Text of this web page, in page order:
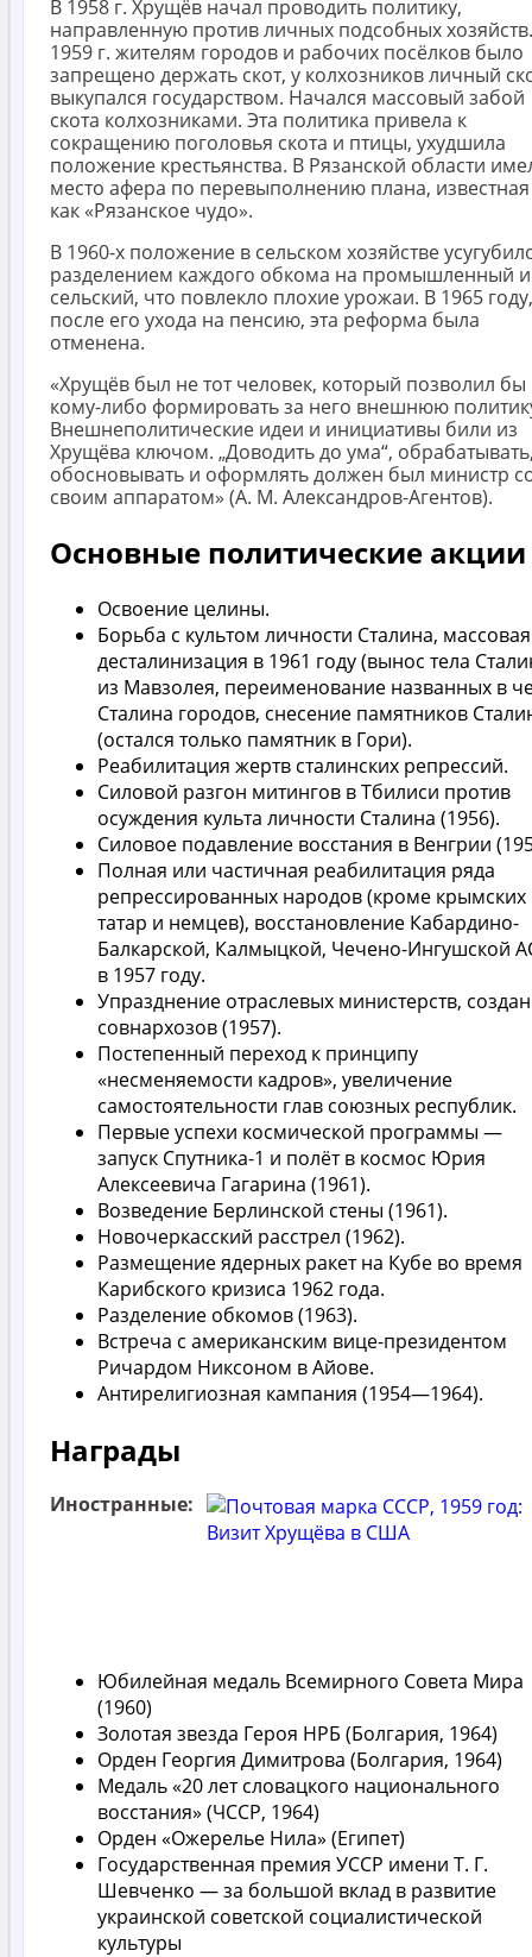
В 1958 г. Хрущёв начал проводить политику,
направленную против личных подсобных
1959 г. жителям городов и рабочих посёлков было
запрещено держать скот, у колхозников личный
выкупался государством. Начался массовый забой
скота колхозниками. Эта политика привела к
сокращению поголовья скота и птицы, ухудшила
положение крестьянства. В Рязанской области
место афера по перевыполнению плана, известная
как «Рязанское чудо».
В 1960-х положение в сельском хозяйстве
разделением каждого обкома на промышленный и
сельский, что повлекло плохие урожаи. В 1965 году,
после его ухода на пенсию, эта реформа была
отменена.
«Хрущёв был не тот человек, который позволил бы
кому-либо формировать за него внешнюю
Внешнеполитические идеи и инициативы били из
Хрущёва ключом. „Доводить до ума“,
обосновывать и оформлять должен был министр
своим аппаратом» (А. М. Александров-Агентов).
Основные политические акции
Освоение целины.
Борьба с культом личности Сталина, массовая
десталинизация в 1961 году (вынос тела
из Мавзолея, переименование названных в
Сталина городов, снесение памятников
(остался только памятник в Гори).
Реабилитация жертв сталинских репрессий.
Силовой разгон митингов в Тбилиси против
осуждения культа личности Сталина (1956).
Силовое подавление восстания в Венгрии
Полная или частичная реабилитация ряда
репрессированных народов (кроме крымских
татар и немцев), восстановление Кабардино-
Балкарской, Калмыцкой, Чечено-Ингушской
в 1957 году.
Упразднение отраслевых министерств,
совнархозов (1957).
Постепенный переход к принципу
«несменяемости кадров», увеличение
самостоятельности глав союзных республик.
Первые успехи космической программы —
запуск Спутника-1 и полёт в космос Юрия
Алексеевича Гагарина (1961).
Возведение Берлинской стены (1961).
Новочеркасский расстрел (1962).
Размещение ядерных ракет на Кубе во время
Карибского кризиса 1962 года.
Разделение обкомов (1963).
Встреча с американским вице-президентом
Ричардом Никсоном в Айове.
Антирелигиозная кампания (1954—1964).
Награды
Иностранные:
Юбилейная медаль Всемирного Совета Мира
(1960)
Золотая звезда Героя НРБ (Болгария, 1964)
Орден Георгия Димитрова (Болгария, 1964)
Медаль «20 лет словацкого национального
восстания» (ЧССР, 1964)
Орден «Ожерелье Нила» (Египет)
Государственная премия УССР имени Т. Г.
Шевченко — за большой вклад в развитие
украинской советской социалистической
культуры